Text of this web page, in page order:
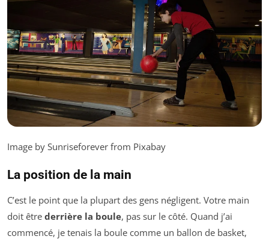
Image by Sunriseforever from Pixabay
La position de la main
C’est le point que la plupart des gens négligent. Votre main
doit être derrière la boule, pas sur le côté. Quand j’ai
commencé, je tenais la boule comme un ballon de basket,